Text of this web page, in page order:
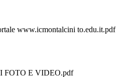
www.icmontalcini to.edu.it.pdf
FOTO E VIDEO.pdf